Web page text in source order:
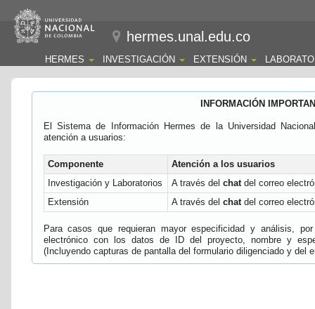
hermes.unal.edu.co
HERMES INVESTIGACIÓN EXTENSIÓN
INFORMACIÓN
El Sistema de Información Hermes de la Universidad
atención a usuarios:
Componente
Atención a los usuarios
Investigación y Laboratorios
A través del chatdel correo
Extensión
A través del chatdel correo
Para casos que requieran mayor especificidad y análisis,
electrónico con los datos de ID del proyecto, nombre y
(Incluyendo capturas de pantalla del formulario diligenciado y del